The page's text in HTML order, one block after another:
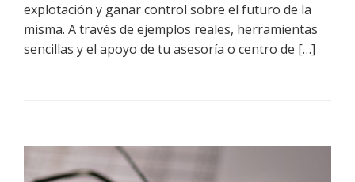
explotación y ganar control sobre el futuro de la
misma. A través de ejemplos reales, herramientas
sencillas y el apoyo de tu asesoría o centro de […]